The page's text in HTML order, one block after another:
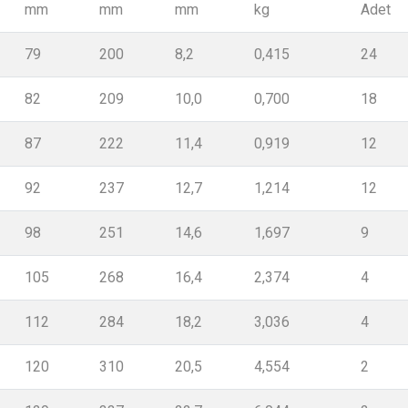
mm mm mm kg Adet
79 200 8,2 0,415 24
82 209 10,0 0,700 18
87 222 11,4 0,919 12
92 237 12,7 1,214 12
98 251 14,6 1,697 9
105 268 16,4 2,374 4
112 284 18,2 3,036 4
120 310 20,5 4,554 2